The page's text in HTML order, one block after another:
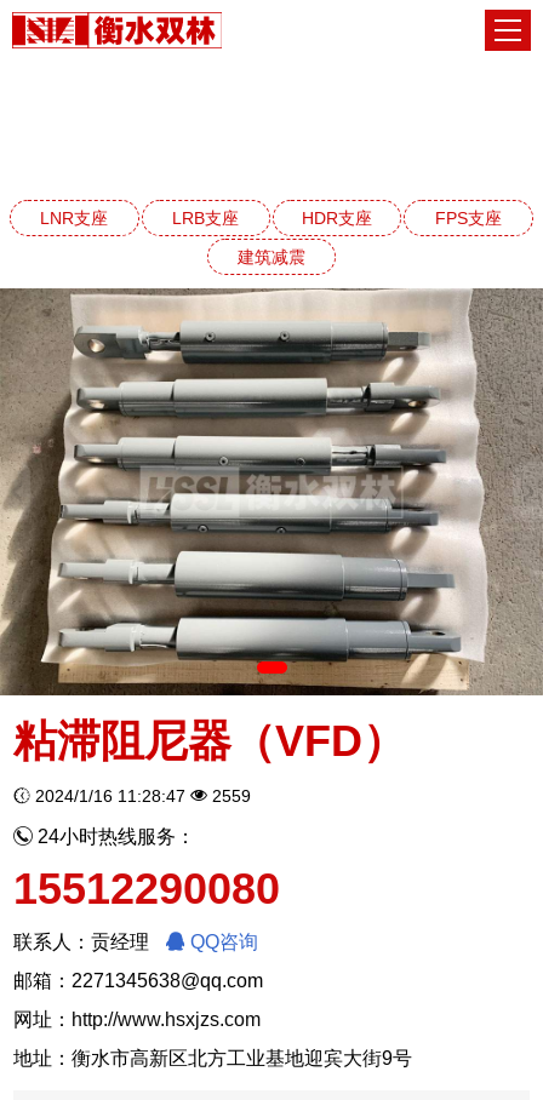
LNR支座 LRB支座 HDR支座
FPS支座
建筑减震
粘滞阻尼器（VFD）
2024/1/16 11:28:47 2559
24小时热线服务：
15512290080
联系人：贡经理
QQ咨询
邮箱：2271345638@qq.com
网址： http://www.hsxjzs.com
地址：衡水市高新区北方工业基地迎宾大街9号